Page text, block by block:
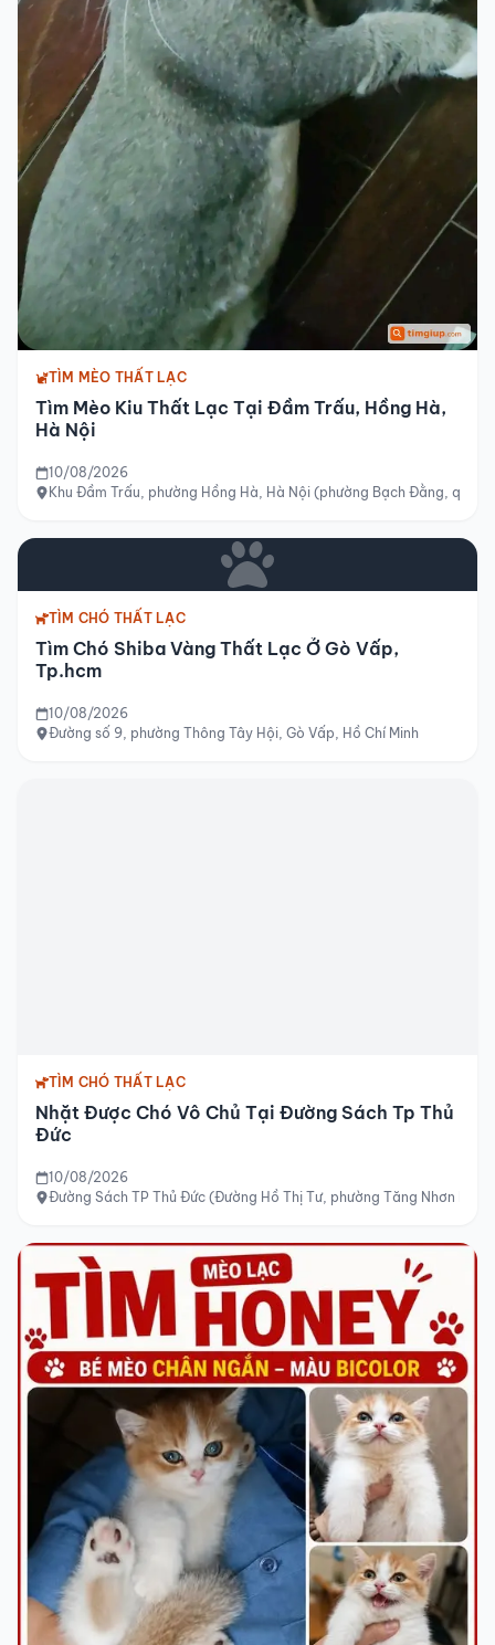
TÌM MÈO THẤT LẠC
Tìm Mèo Kiu Thất Lạc Tại Đầm Trấu, Hồng Hà,
Hà Nội
10/08/2026
Khu Đầm Trấu, phường Hồng Hà, Hà Nội (phường Bạch Đằng, quận
TÌM CHÓ THẤT LẠC
Tìm Chó Shiba Vàng Thất Lạc Ở Gò Vấp,
Tp.hcm
10/08/2026
Đường số 9, phường Thông Tây Hội, Gò Vấp, Hồ Chí Minh
TÌM CHÓ THẤT LẠC
Nhặt Được Chó Vô Chủ Tại Đường Sách Tp Thủ
Đức
10/08/2026
Đường Sách TP Thủ Đức (Đường Hồ Thị Tư, phường Tăng Nhơn Phú,